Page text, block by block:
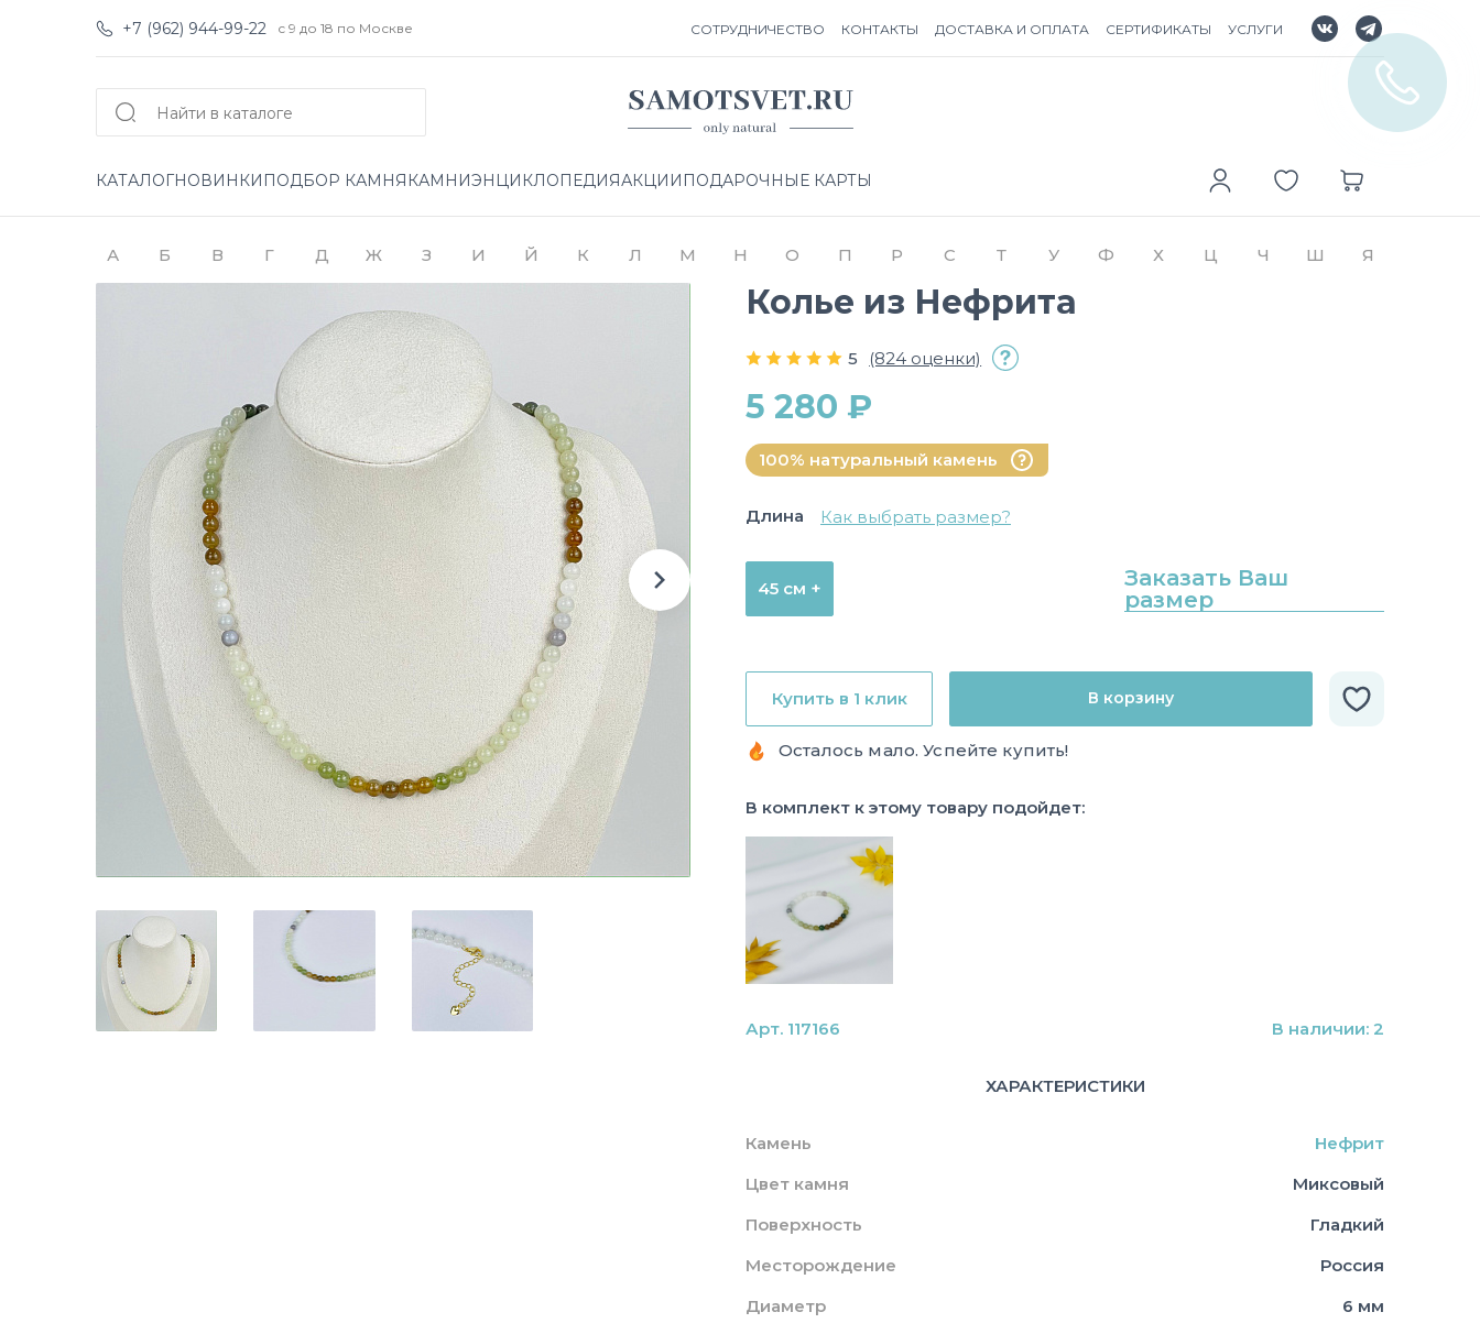
+7 (962) 944-99-22 с 9 до 18 по Москве СОТРУДНИЧЕСТВО КОНТАКТЫ ДОСТАВКА И ОПЛАТА СЕРТИФИКАТЫ УСЛУГИ
КАТАЛОГНОВИНКИ ПОДБОР КАМНЯ КАМНИЭНЦИКЛОПЕДИЯАКЦИИ ПОДАРОЧНЫЕ КАРТЫ
А Б В Г Д Ж З И Й К Л М Н О П Р С Т У Ф Х Ц Ч Ш Я
Колье из Нефрита
5 (824 оценки)
5 280 ₽
100% натуральный камень
Длина Как выбрать размер?
45 см +
Заказать Ваш
размер
Купить в 1 клик В корзину
Осталось мало. Успейте купить!
В комплект к этому товару подойдет:
Арт. 117166 В наличии: 2
ХАРАКТЕРИСТИКИ
Камень
Нефрит
Цвет камня
Миксовый
Поверхность
Гладкий
Месторождение
Россия
Диаметр
6 мм